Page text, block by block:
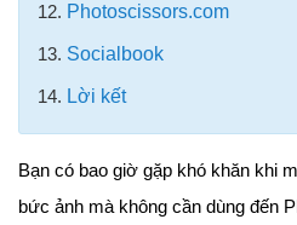
12. Photoscissors.com
13. Socialbook
14. Lời kết
Bạn có bao giờ gặp khó khăn khi
bức ảnh mà không cần dùng đến